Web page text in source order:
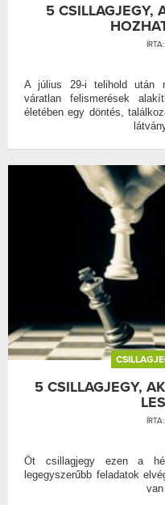
5 CSILLAGJEGY,
ÍRTA:
A július 29-i telihold után
váratlan felismerések
életében egy döntés,
5 CSILLAGJEGY,
ÍRTA:
Öt csillagjegy ezen a
legegyszerűbb feladatok
van